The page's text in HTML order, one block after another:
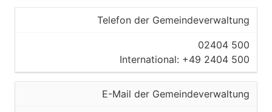
Telefon der Gemeindeverwaltung
02404 500
International: +49 2404 500
E-Mail der Gemeindeverwaltung